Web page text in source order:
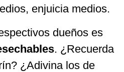
enjuicia medios.
dueños es
. ¿Recuerda
¿Adivina los de